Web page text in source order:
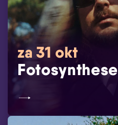
za 31 okt
Fotosynthese